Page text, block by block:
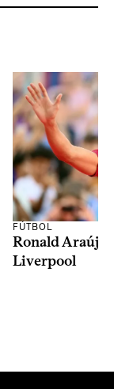
FÚTBOL
Ronald Araújo
Liverpool